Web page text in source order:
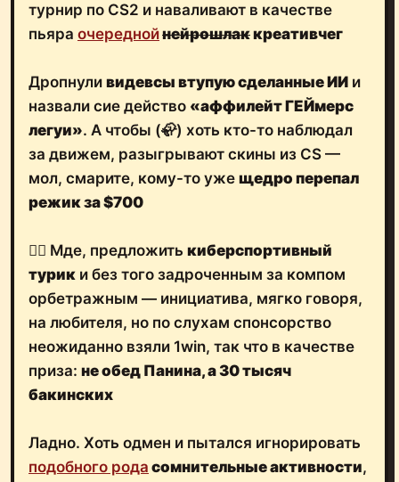
турнир по CS2 и наваливают в качестве
пьяра очереднойнейрошлаккреативчег
Дропнули видевсы втупую сделанные ИИ и
назвали сие действо «аффилейт ГЕЙмерс
легуи». А чтобы (🦣) хоть кто-то наблюдал
за движем, разыгрывают скины из CS —
мол, смарите, кому-то уже щедро перепал
режик за $700
🤷‍♂️ Мде, предложить киберспортивный
турик и без того задроченным за компом
орбетражным — инициатива, мягко говоря,
на любителя, но по слухам спонсорство
неожиданно взяли 1win, так что в качестве
приза: не обед Панина, а 30 тысяч
бакинских
Ладно. Хоть одмен и пытался игнорировать
подобного рода сомнительные активности,